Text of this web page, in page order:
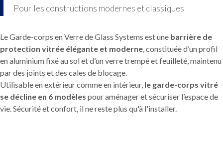
Pour les constructions modernes et classiques
Le Garde-corps en Verre de Glass Systems est une barrière de
protection vitrée élégante et moderne , constituée d’un profil
en aluminium fixé au sol et d’un verre trempé et feuilleté, maintenu
par des joints et des cales de blocage.
Utilisable en extérieur comme en intérieur, le garde-corps vitré
se décline en 6 modèles pour aménager et sécuriser l’espace de
vie. Sécurité et confort, il ne reste plus qu'à l'installer.